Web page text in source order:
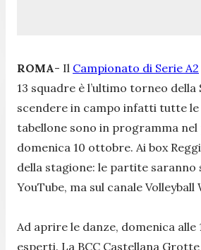
ROMA- Il Campionato di Serie A2
13 squadre è l’ultimo torneo della
scendere in campo infatti tutte
tabellone sono in programma
domenica 10 ottobre. Ai box
della stagione: le partite saranno
YouTube, ma sul canale Volleyball
Ad aprire le danze, domenica alle
esperti. La BCC Castellana